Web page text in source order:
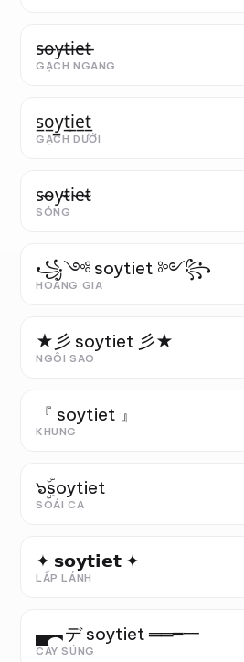
s̶o̶y̶t̶i̶e̶t̶
GẠCH NGANG
s̲o̲y̲t̲i̲e̲t̲
GẠCH DƯỚI
s̴o̴y̴t̴i̴e̴t̴
SÓNG
꧁༺ soytiet ༻꧂
HOÀNG GIA
★彡 soytiet 彡★
NGÔI SAO
『 soytiet 』
KHUNG
๖ۣۜsoytiet
SOÁI CA
✦ 𝘀𝗼𝘆𝘁𝗶𝗲𝘁 ✦
LẤP LÁNH
▄︻デ soytiet ══━一
CÂY SÚNG